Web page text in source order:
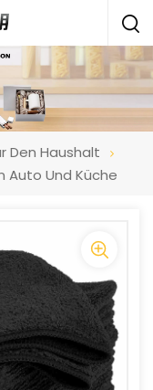
Den Haushalt
Auto Und Küche